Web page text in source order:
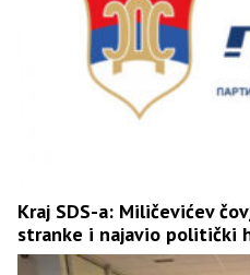
Kraj SDS-a: Miličevićev
stranke i najavio politički